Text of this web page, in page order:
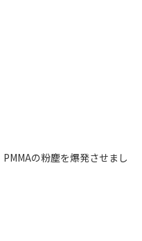
の粉塵を爆発させまし